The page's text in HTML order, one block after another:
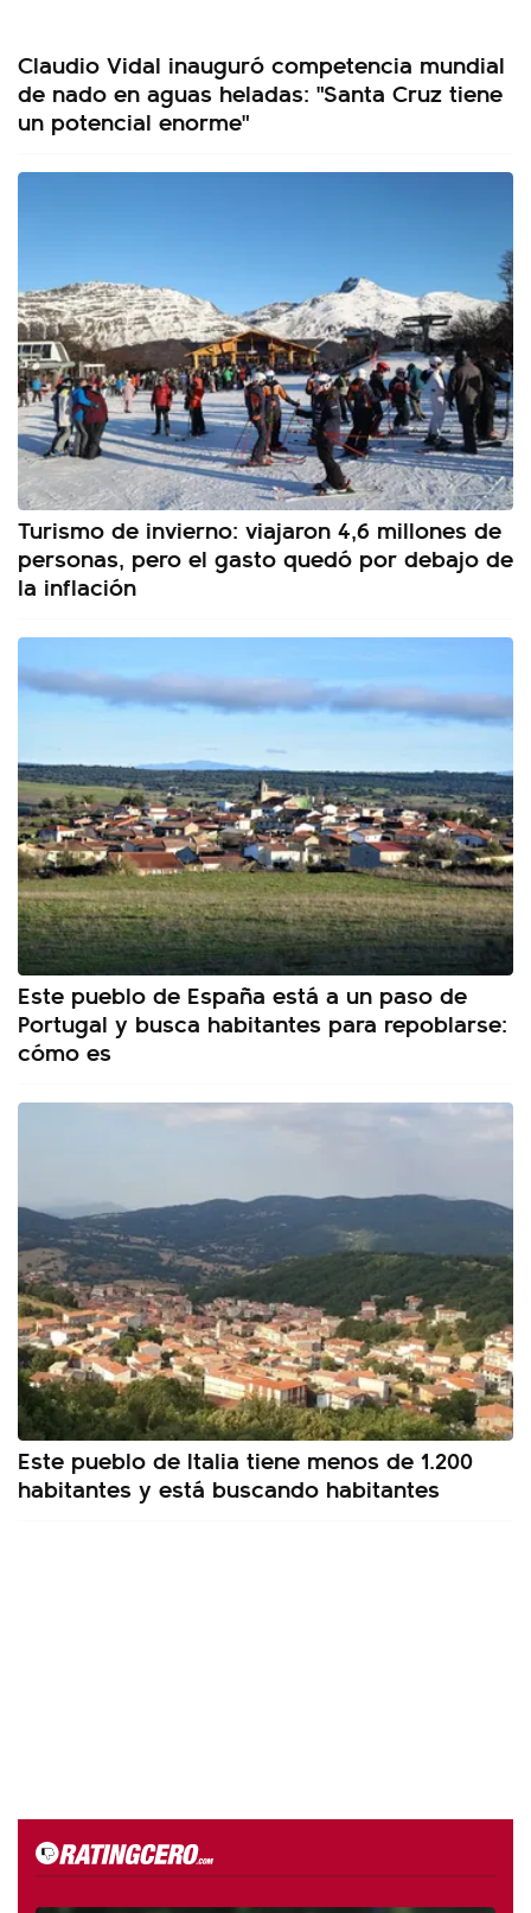
Claudio Vidal inauguró competencia mundial
de nado en aguas heladas: "Santa Cruz tiene
un potencial enorme"
Turismo de invierno: viajaron 4,6 millones de
personas, pero el gasto quedó por debajo de
la inflación
Este pueblo de España está a un paso de
Portugal y busca habitantes para repoblarse:
cómo es
Este pueblo de Italia tiene menos de 1.200
habitantes y está buscando habitantes